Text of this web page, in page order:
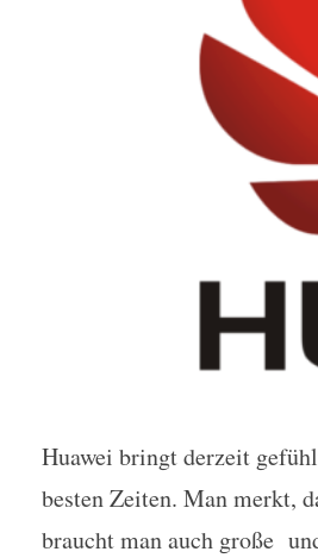
Huawei Ascend
Huawei bringt derzeit
besten Zeiten. Man merkt,
braucht man auch große